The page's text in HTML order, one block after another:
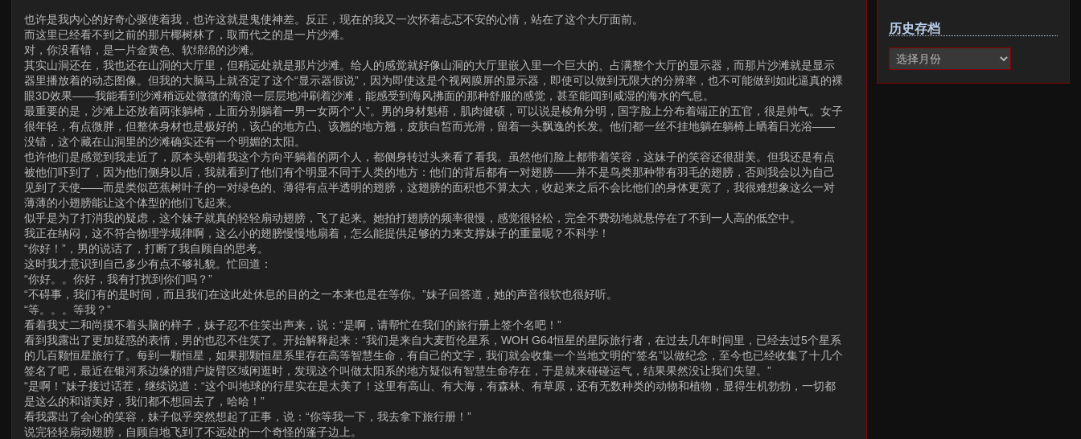
也许是我内心的好奇心驱使着我，也许这就是鬼使神差。反正，现在的我又一次怀着忐忑不安的心情，站在了这个大厅面前。
而这里已经看不到之前的那片椰树林了，取而代之的是一片沙滩。
对，你没看错，是一片金黄色、软绵绵的沙滩。
其实山洞还在，我也还在山洞的大厅里，但稍远处就是那片沙滩。给人的感觉就好像山洞的大厅里嵌入里一个巨大的、占满整个大厅的显示器，而那片沙滩就是显示
器里播放着的动态图像。但我的大脑马上就否定了这个“显示器假说”，因为即使这是个视网膜屏的显示器，即使可以做到无限大的分辨率，也不可能做到如此逼真的裸
眼3D效果——我能看到沙滩稍远处微微的海浪一层层地冲刷着沙滩，能感受到海风拂面的那种舒服的感觉，甚至能闻到咸湿的海水的气息。
最重要的是，沙滩上还放着两张躺椅，上面分别躺着一男一女两个“人”。男的身材魁梧，肌肉健硕，可以说是棱角分明，国字脸上分布着端正的五官，很是帅气。女子
很年轻，有点微胖，但整体身材也是极好的，该凸的地方凸、该翘的地方翘，皮肤白皙而光滑，留着一头飘逸的长发。他们都一丝不挂地躺在躺椅上晒着日光浴——
没错，这个藏在山洞里的沙滩确实还有一个明媚的太阳。
也许他们是感觉到我走近了，原本头朝着我这个方向平躺着的两个人，都侧身转过头来看了看我。虽然他们脸上都带着笑容，这妹子的笑容还很甜美。但我还是有点
被他们吓到了，因为他们侧身以后，我就看到了他们有个明显不同于人类的地方：他们的背后都有一对翅膀——并不是鸟类那种带有羽毛的翅膀，否则我会以为自己
见到了天使——而是类似芭蕉树叶子的一对绿色的、薄得有点半透明的翅膀，这翅膀的面积也不算太大，收起来之后不会比他们的身体更宽了，我很难想象这么一对
薄薄的小翅膀能让这个体型的他们飞起来。
似乎是为了打消我的疑虑，这个妹子就真的轻轻扇动翅膀，飞了起来。她拍打翅膀的频率很慢，感觉很轻松，完全不费劲地就悬停在了不到一人高的低空中。
我正在纳闷，这不符合物理学规律啊，这么小的翅膀慢慢地扇着，怎么能提供足够的力来支撑妹子的重量呢？不科学！
“你好！”，男的说话了，打断了我自顾自的思考。
这时我才意识到自己多少有点不够礼貌。忙回道：
“你好。。你好，我有打扰到你们吗？”
“不碍事，我们有的是时间，而且我们在这此处休息的目的之一本来也是在等你。”妹子回答道，她的声音很软也很好听。
“等。。。等我？”
看着我丈二和尚摸不着头脑的样子，妹子忍不住笑出声来，说：“是啊，请帮忙在我们的旅行册上签个名吧！”
看到我露出了更加疑惑的表情，男的也忍不住笑了。开始解释起来：“我们是来自大麦哲伦星系，WOH G64恒星的星际旅行者，在过去几年时间里，已经去过5个星系
的几百颗恒星旅行了。每到一颗恒星，如果那颗恒星系里存在高等智慧生命，有自己的文字，我们就会收集一个当地文明的“签名”以做纪念，至今也已经收集了十几个
签名了吧，最近在银河系边缘的猎户旋臂区域闲逛时，发现这个叫做太阳系的地方疑似有智慧生命存在，于是就来碰碰运气，结果果然没让我们失望。”
“是啊！”妹子接过话茬，继续说道：“这个叫地球的行星实在是太美了！这里有高山、有大海，有森林、有草原，还有无数种类的动物和植物，显得生机勃勃，一切都
是这么的和谐美好，我们都不想回去了，哈哈！”
看我露出了会心的笑容，妹子似乎突然想起了正事，说：“你等我一下，我去拿下旅行册！”
说完轻轻扇动翅膀，自顾自地飞到了不远处的一个奇怪的篷子边上。
历史存档